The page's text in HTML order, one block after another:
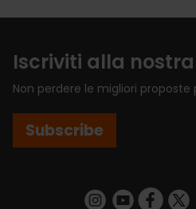
Iscriviti alla
Non perdere le migliori proposte
Subscribe
https://https://https://